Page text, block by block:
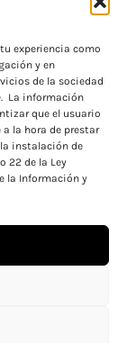
experiencia como
y en
de la sociedad
La información
que el usuario
la hora de prestar
instalación de
22 de la Ley
la Información y
perder
educación